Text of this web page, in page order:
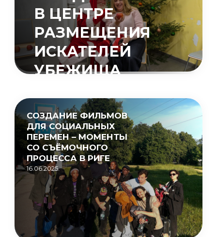
В ЦЕНТРЕ
РАЗМЕЩЕНИЯ
ИСКАТЕЛЕЙ
УБЕЖИЩА
15.05.2026.
СОЗДАНИЕ ФИЛЬМОВ
ДЛЯ СОЦИАЛЬНЫХ
ПЕРЕМЕН – МОМЕНТЫ
СО СЪЁМОЧНОГО
ПРОЦЕССА В РИГЕ
16.06.2025.